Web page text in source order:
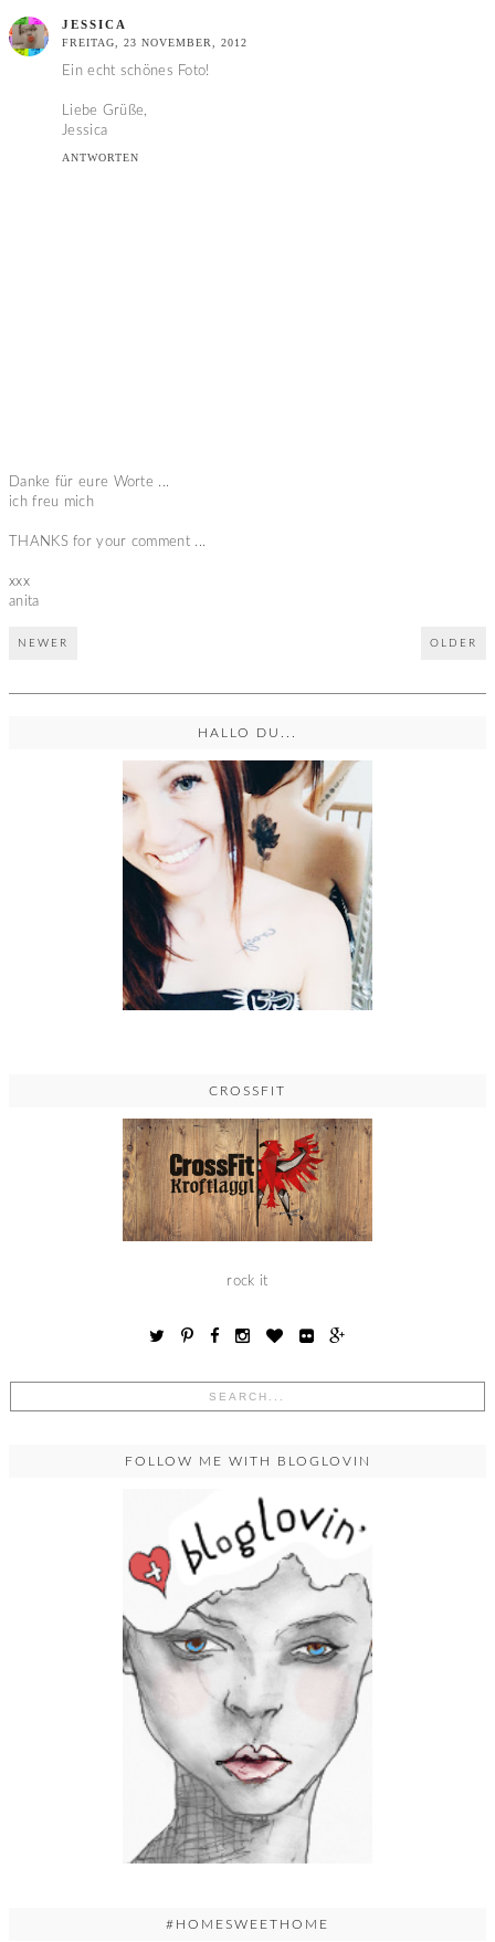
JESSICA
FREITAG, 23 NOVEMBER, 2012
Ein echt schönes Foto!
Liebe Grüße,
Jessica
ANTWORTEN
Danke für eure Worte ...
ich freu mich
THANKS for your comment ...
xxx
anita
NEWER OLDER
HALLO DU...
CROSSFIT
rock it
FOLLOW ME WITH BLOGLOVIN
#HOMESWEETHOME